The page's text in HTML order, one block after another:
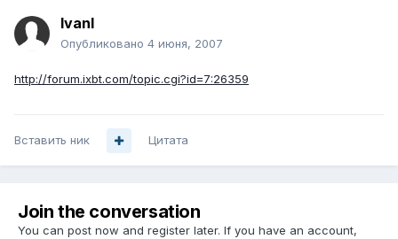
IvanI
Опубликовано 4 июня, 2007
http://forum.ixbt.com/topic.cgi?id=7:26359
Вставить ник Цитата
Join the conversation
You can post now and register later. If you have an account,